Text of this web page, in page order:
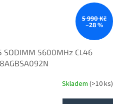
5 990 Kč
–28 %
SODIMM 5600MHz CL46
Skladem (>10 ks)